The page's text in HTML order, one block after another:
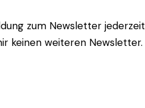
zum Newsletter
keinen weiteren Newsletter.